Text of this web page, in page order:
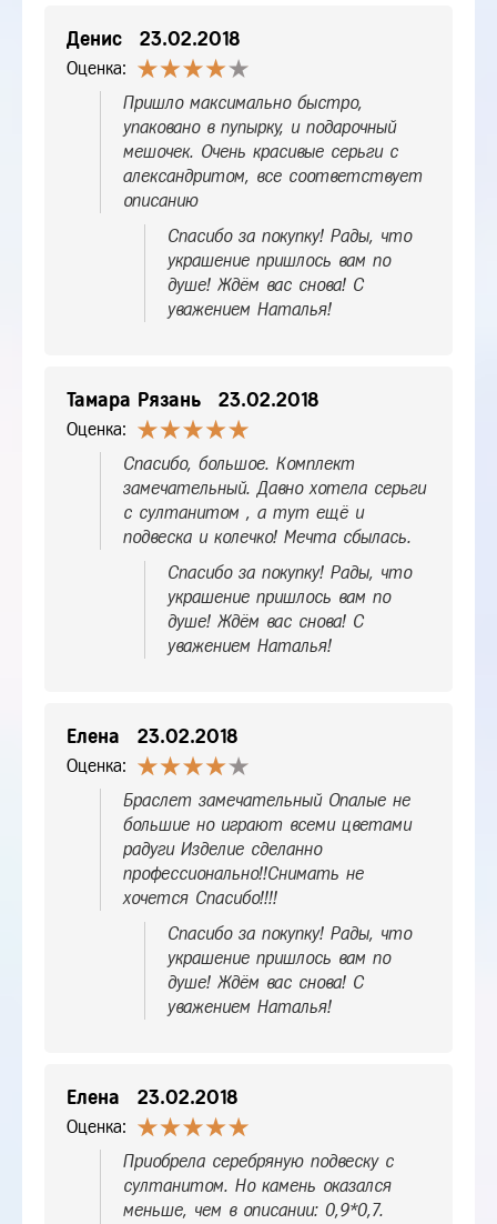
Денис 23.02.2018
Оценка:
Пришло максимально быстро,
упаковано в пупырку, и подарочный
мешочек. Очень красивые серьги с
александритом, все соответствует
описанию
Спасибо за покупку! Рады, что
украшение пришлось вам по
душе! Ждём вас снова! С
уважением Наталья!
Тамара Рязань 23.02.2018
Оценка:
Спасибо, большое. Комплект
замечательный. Давно хотела серьги
с султанитом , а тут ещё и
подвеска и колечко! Мечта сбылась.
Спасибо за покупку! Рады, что
украшение пришлось вам по
душе! Ждём вас снова! С
уважением Наталья!
Елена 23.02.2018
Оценка:
Браслет замечательный Опалые не
большие но играют всеми цветами
радуги Изделие сделанно
профессионально!!Снимать не
хочется Спасибо!!!!
Спасибо за покупку! Рады, что
украшение пришлось вам по
душе! Ждём вас снова! С
уважением Наталья!
Елена 23.02.2018
Оценка:
Приобрела серебряную подвеску с
султанитом. Но камень оказался
меньше, чем в описании: 0,9*0,7.